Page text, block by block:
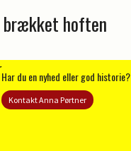
brækket hoften
Har du en nyhed eller god historie?
Kontakt Anna Pørtner